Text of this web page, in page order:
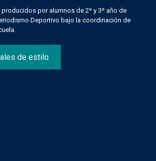
por alumnos de 2º y 3º año de
Deportivo bajo la coordinación de
de estilo